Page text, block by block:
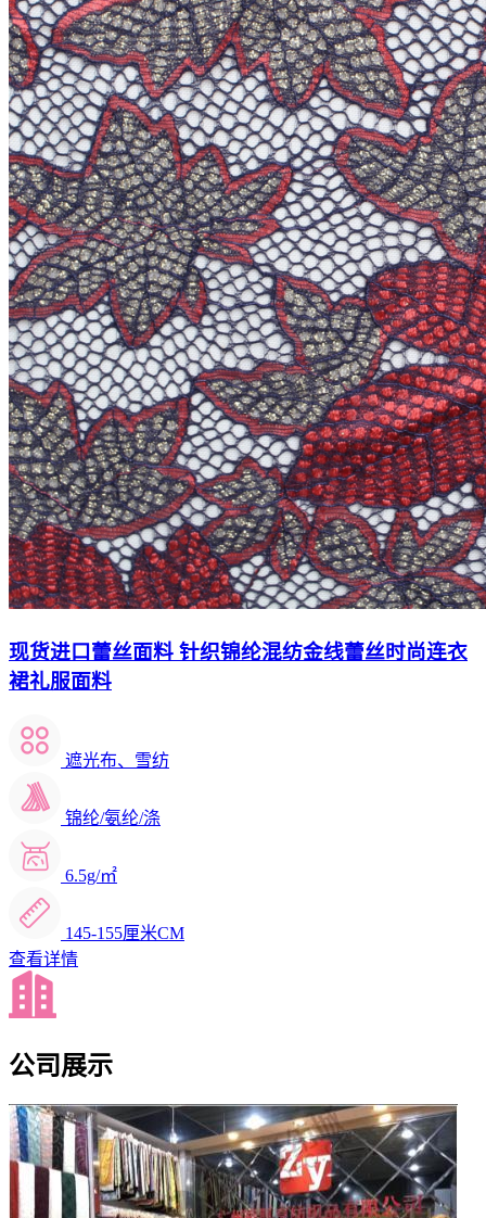
现货进口蕾丝面料 针织锦纶混纺金线蕾丝时尚连衣
裙礼服面料
遮光布、雪纺
锦纶/氨纶/涤
6.5g/㎡
145-155厘米CM
查看详情
公司展示